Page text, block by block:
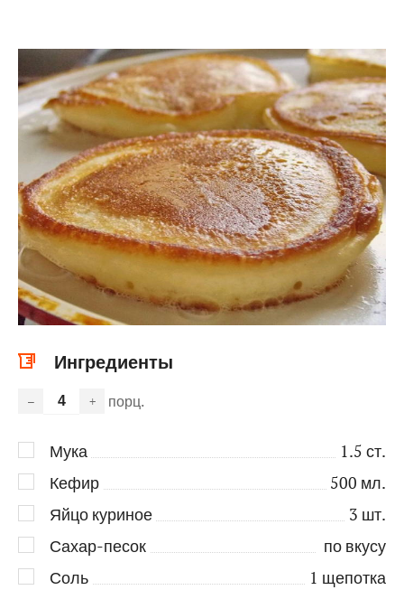
Ингредиенты
– + порц.
Мука 1.5 ст.
Кефир
500 мл.
Яйцо куриное
3 шт.
Сахар-песок
по вкусу
Соль
1 щепотка